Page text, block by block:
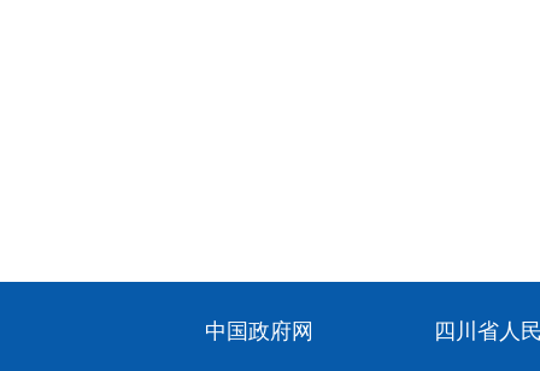
中国政府网 四川省人